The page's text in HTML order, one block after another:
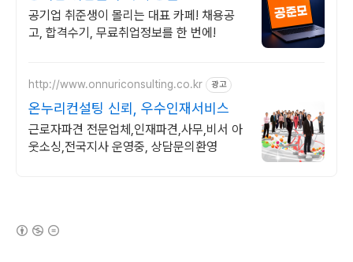
공기업 취준생이 몰리는 대표 카페! 채용공
고, 합격수기, 무료취업정보를 한 번에!
http://www.onnuriconsulting.co.kr 광고
온누리컨설팅 신뢰, 우수인재서비스
근로자파견 전문업체,인재파견,사무,비서 아
웃소싱,전국지사 운영중, 상담문의환영